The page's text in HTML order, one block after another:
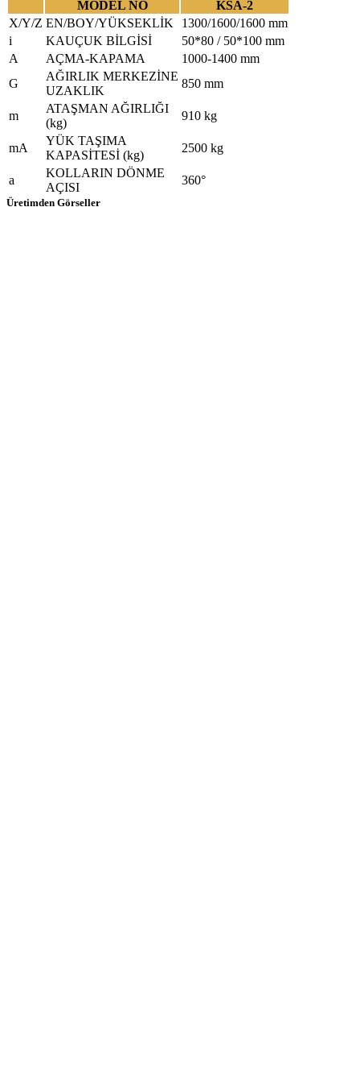
MODEL NO
KSA-2
X/Y/Z EN/BOY/YÜKSEKLİK
1300/1600/1600 mm
i
KAUÇUK BİLGİSİ
50*80 / 50*100 mm
A
AÇMA-KAPAMA
1000-1400 mm
G
AĞIRLIK MERKEZİNE
UZAKLIK
850 mm
m
ATAŞMAN AĞIRLIĞI
(kg)
910 kg
mA
YÜK TAŞIMA
KAPASİTESİ (kg)
2500 kg
a
KOLLARIN DÖNME
AÇISI
360°
Üretimden Görseller